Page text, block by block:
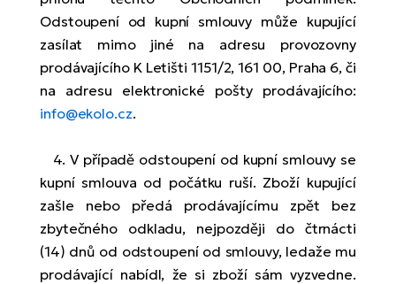
Odstoupení od kupní smlouvy může kupující
zasílat mimo jiné na adresu provozovny
prodávajícího K Letišti 1151/2, 161 00, Praha 6, či
na adresu elektronické pošty prodávajícího:
info@ekolo.cz.
4. V případě odstoupení od kupní smlouvy se
kupní smlouva od počátku ruší. Zboží kupující
zašle nebo předá prodávajícímu zpět bez
zbytečného odkladu, nejpozději do čtrnácti
(14) dnů od odstoupení od smlouvy, ledaže mu
prodávající nabídl, že si zboží sám vyzvedne.